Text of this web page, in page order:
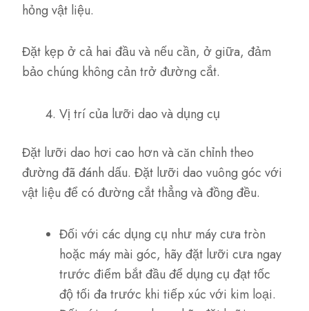
hỏng vật liệu.
Đặt kẹp ở cả hai đầu và nếu cần, ở giữa, đảm
bảo chúng không cản trở đường cắt.
Vị trí của lưỡi dao và dụng cụ
Đặt lưỡi dao hơi cao hơn và căn chỉnh theo
đường đã đánh dấu. Đặt lưỡi dao vuông góc với
vật liệu để có đường cắt thẳng và đồng đều.
Đối với các dụng cụ như máy cưa tròn
hoặc máy mài góc, hãy đặt lưỡi cưa ngay
trước điểm bắt đầu để dụng cụ đạt tốc
độ tối đa trước khi tiếp xúc với kim loại.